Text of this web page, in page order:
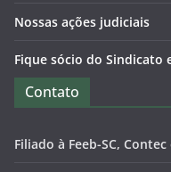
Nossas ações judiciais
Fique sócio do Sindicato
Contato
Filiado à Feeb-SC, Contec